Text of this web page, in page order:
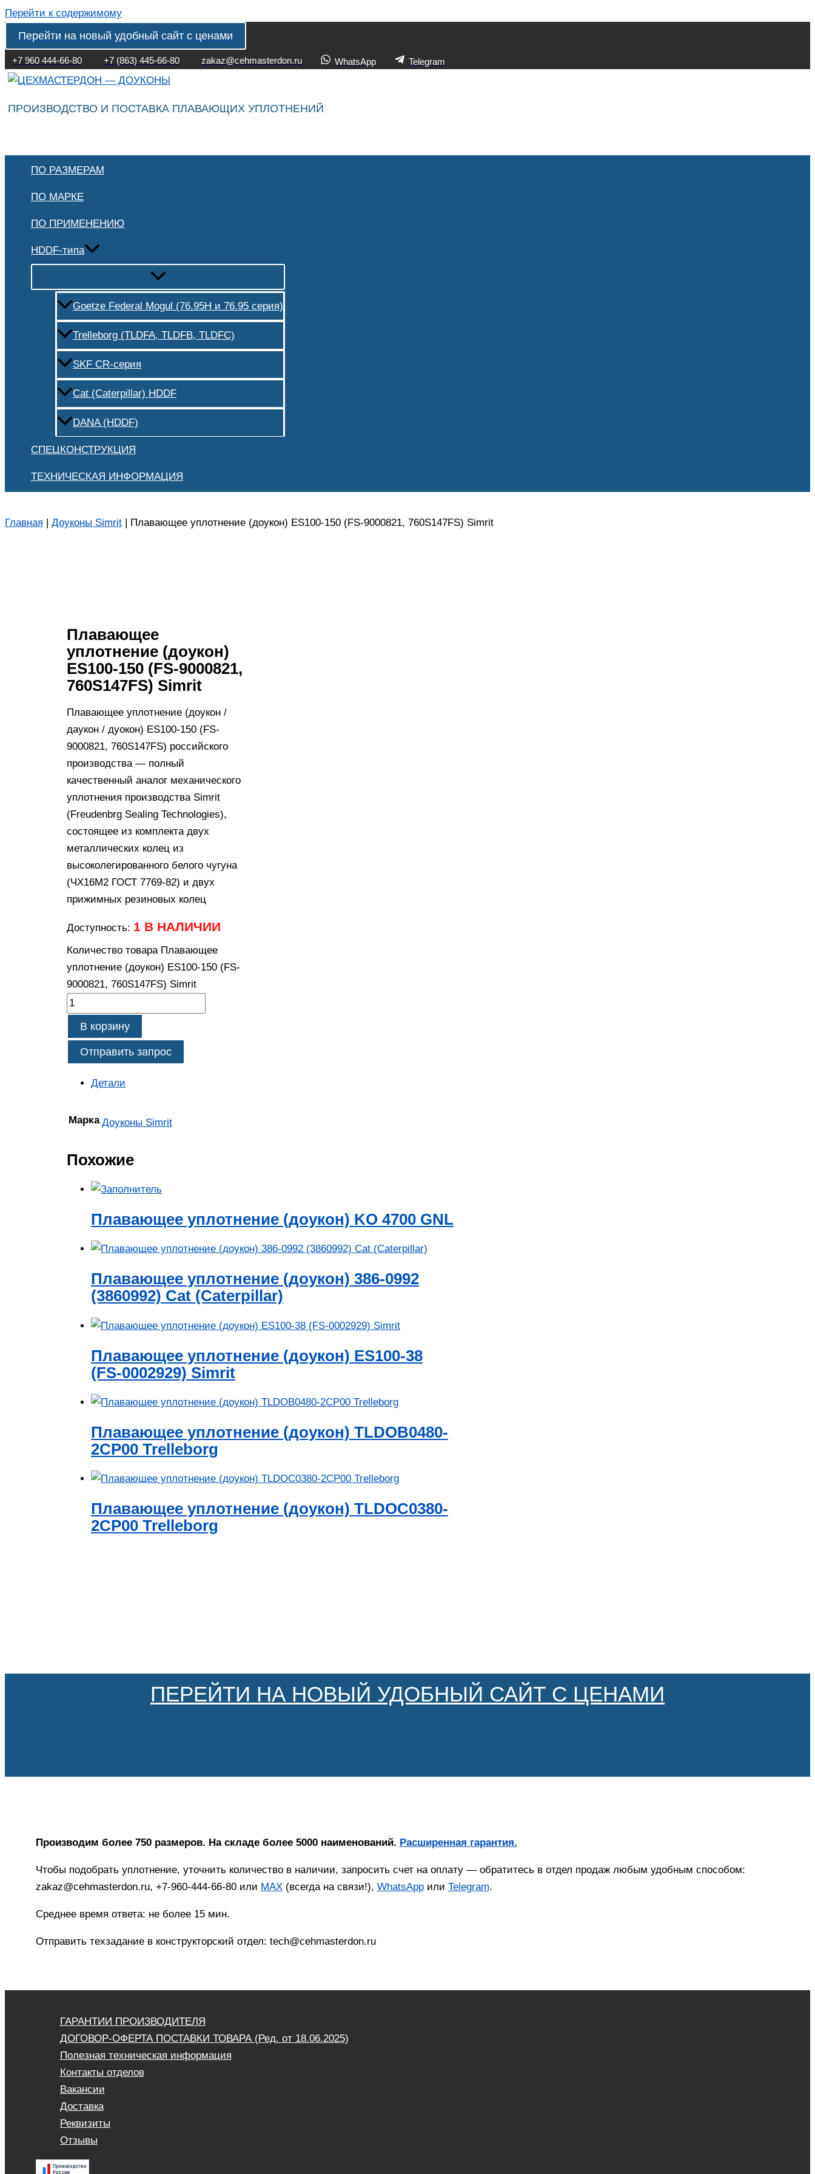
Перейти к содержимому
Перейти на новый удобный сайт с ценами
+7 960 444-66-80 +7 (863) 445-66-80 zakaz@cehmasterdon.ru WhatsApp Telegram
ПРОИЗВОДСТВО И ПОСТАВКА ПЛАВАЮЩИХ УПЛОТНЕНИЙ
ПО РАЗМЕРАМ
ПО МАРКЕ
ПО ПРИМЕНЕНИЮ
HDDF-типа
Goetze Federal Mogul (76.95H и 76.95 серия)
Trelleborg (TLDFA, TLDFB, TLDFC)
SKF CR-серия
Cat (Caterpillar) HDDF
DANA (HDDF)
СПЕЦКОНСТРУКЦИЯ
ТЕХНИЧЕСКАЯ ИНФОРМАЦИЯ
Главная Доуконы Simrit Плавающее уплотнение (доукон) ES100-150 (FS-9000821, 760S147FS) Simrit
Плавающее
уплотнение (доукон)
ES100-150 (FS-9000821,
760S147FS) Simrit
Плавающее уплотнение (доукон /
даукон / дуокон) ES100-150 (FS-
9000821, 760S147FS) российского
производства — полный
качественный аналог механического
уплотнения производства Simrit
(Freudenbrg Sealing Technologies),
состоящее из комплекта двух
металлических колец из
высоколегированного белого чугуна
(ЧХ16М2 ГОСТ 7769-82) и двух
прижимных резиновых колец
Доступность: 1 В НАЛИЧИИ
Количество товара Плавающее
уплотнение (доукон) ES100-150 (FS-
9000821, 760S147FS) Simrit
В корзину
Отправить запрос
Детали
Марка Доуконы Simrit
Похожие
Плавающее уплотнение (доукон) KO 4700 GNL
Плавающее уплотнение (доукон) 386-0992
(3860992) Cat (Caterpillar)
Плавающее уплотнение (доукон) ES100-38
(FS-0002929) Simrit
Плавающее уплотнение (доукон) TLDOB0480-
2CP00 Trelleborg
Плавающее уплотнение (доукон) TLDOC0380-
2CP00 Trelleborg
ПЕРЕЙТИ НА НОВЫЙ УДОБНЫЙ САЙТ С ЦЕНАМИ
Производим более 750 размеров. На складе более 5000 наименований. Расширенная гарантия.
Чтобы подобрать уплотнение, уточнить количество в наличии, запросить счет на оплату — обратитесь в отдел продаж любым удобным способом:
zakaz@cehmasterdon.ru, +7-960-444-66-80 или MAX(всегда на связи!), WhatsAppили Telegram.
Среднее время ответа: не более 15 мин.
Отправить техзадание в конструкторский отдел: tech@cehmasterdon.ru
ГАРАНТИИ ПРОИЗВОДИТЕЛЯ
ДОГОВОР-ОФЕРТА ПОСТАВКИ ТОВАРА (Ред. от 18.06.2025)
Полезная техническая информация
Контакты отделов
Вакансии
Доставка
Реквизиты
Отзывы